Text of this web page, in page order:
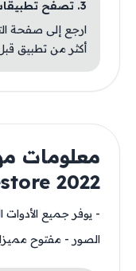
3. تصفح تطبيقات مشابهة
ارجع إلى صفحة
أكثر من تطبيق
2022
- يوفر جميع الأدوات
الصور - مفتوح